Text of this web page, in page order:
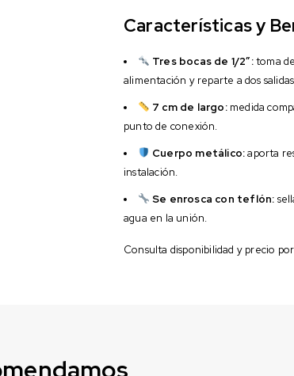
Características y
Tres bocas de 1/2″:toma
alimentación y reparte a dos
7 cm de largo:medida
punto de conexión.
Cuerpo metálico:aporta
instalación.
Se enrosca con teflón:
agua en la unión.
Consulta disponibilidad y precio